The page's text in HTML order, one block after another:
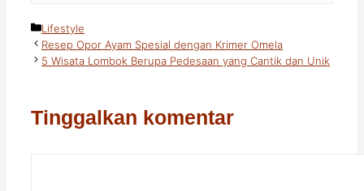
Kategori
Lifestyle
Resep Opor Ayam Spesial dengan Krimer Omela
5 Wisata Lombok Berupa Pedesaan yang Cantik dan Unik
Tinggalkan komentar